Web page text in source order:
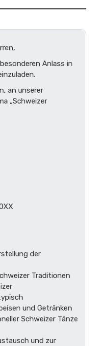
Anlass in
an unserer
„Schweizer
der
Traditionen
und Getränken
Schweizer Tänze
und zur